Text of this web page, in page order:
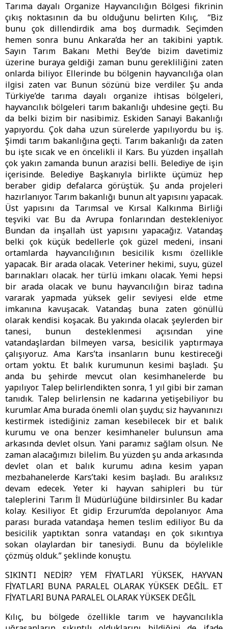
Tarıma dayalı Organize Hayvancılığın Bölgesi fikrinin
çıkış noktasının da bu olduğunu belirten Kılıç, “Biz
bunu çok dillendirdik ama boş durmadık. Seçimden
hemen sonra bunu Ankara’da her an takibini yaptık.
Sayın Tarım Bakanı Methi Bey’de bizim davetimiz
üzerine buraya geldiği zaman bunu gerekliliğini zaten
onlarda biliyor. Ellerinde bu bölgenin hayvancılığa olan
ilgisi zaten var. Bunun sözünü bize verdiler. Şu anda
Türkiye’de tarıma dayalı organize ihtisas bölgeleri,
hayvancılık bölgeleri tarım bakanlığı uhdesine geçti. Bu
da belki bizim bir nasibimiz. Eskiden Sanayi Bakanlığı
yapıyordu. Çok daha uzun sürelerde yapılıyordu bu iş.
Şimdi tarım bakanlığına geçti. Tarım bakanlığı da zaten
bu işte sıcak ve en öncelikli il Kars. Bu yüzden inşallah
çok yakın zamanda bunun arazisi belli. Belediye de işin
içerisinde. Belediye Başkanıyla birlikte üçümüz hep
beraber gidip defalarca görüştük. Şu anda projeleri
hazırlanıyor. Tarım bakanlığı bunun alt yapısını yapacak.
Üst yapısını da Tarımsal ve Kırsal Kalkınma Birliği
teşviki var. Bu da Avrupa fonlarından destekleniyor.
Bundan da inşallah üst yapısını yapacağız. Vatandaş
belki çok küçük bedellerle çok güzel medeni, insani
ortamlarda hayvancılığının besicilik kısmı özellikle
yapacak. Bir arada olacak. Veteriner hekimi, suyu, güzel
barınakları olacak. her türlü imkanı olacak. Yemi hepsi
bir arada olacak ve bunu hayvancılığın biraz tadına
vararak yapmada yüksek gelir seviyesi elde etme
imkanına kavuşacak. Vatandaş buna zaten gönüllü
olarak kendisi koşacak. Bu yakında olacak şeylerden bir
tanesi, bunun desteklenmesi açısından yine
vatandaşlardan bilmeyen varsa, besicilik yaptırmaya
çalışıyoruz. Ama Kars’ta insanların bunu kestireceği
ortam yoktu. Et balık kurumunun kesimi başladı. Şu
anda bu şehirde mevcut olan kesimhanelerde bu
yapılıyor. Talep belirlendikten sonra, 1 yıl gibi bir zaman
tanıdık. Talep belirlensin ne kadarına yetişebiliyor bu
kurumlar. Ama burada önemli olan şuydu; siz hayvanınızı
kestirmek istediğiniz zaman kesebilecek bir et balık
kurumu ve ona benzer kesimhaneler bulunsun ama
arkasında devlet olsun. Yani paramız sağlam olsun. Ne
zaman alacağımızı bilelim. Bu yüzden şu anda arkasında
devlet olan et balık kurumu adına kesim yapan
mezbahanelerde Kars’taki kesim başladı. Bu aralıksız
devam edecek. Yeter ki hayvan sahipleri bu tür
taleplerini Tarım İl Müdürlüğüne bildirsinler. Bu kadar
kolay. Kesiliyor. Et gidip Erzurum’da depolanıyor. Ama
parası burada vatandaşa hemen teslim ediliyor. Bu da
besicilik yaptıktan sonra vatandaşı en çok sıkıntıya
sokan olaylardan bir tanesiydi. Bunu da böylelikle
çözmüş olduk.” şeklinde konuştu.
SIKINTI NEDİR? YEM FİYATLARI YÜKSEK, HAYVAN
FİYATLARI BUNA PARALEL OLARAK YÜKSEK DEĞİL. ET
FİYATLARI BUNA PARALEL OLARAK YÜKSEK DEĞİL
Kılıç, bu bölgede özellikle tarım ve hayvancılıkla